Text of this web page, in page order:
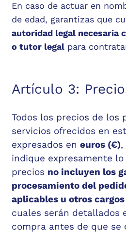
En caso de actuar en
de edad, garantizas que
autoridad legal necesaria
o tutor legal para
Artículo 3:
Todos los precios de los
servicios ofrecidos en
expresados en euros (€),
indique expresamente
precios no incluyen los
procesamiento del
aplicables u otros
cuales serán detallados
compra antes de que se